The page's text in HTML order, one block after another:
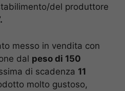
del produttore
messo in vendita con
dal peso di 150
di scadenza 11
molto gustoso,